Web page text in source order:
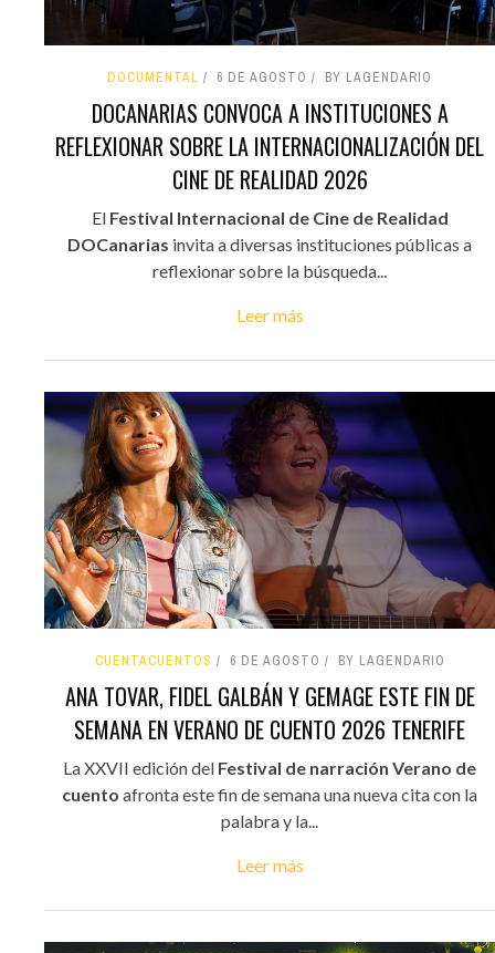
DOCUMENTAL 6 DE AGOSTO BY LAGENDARIO
DOCANARIAS CONVOCA A INSTITUCIONES A
REFLEXIONAR SOBRE LA INTERNACIONALIZACIÓN DEL
CINE DE REALIDAD 2026
El Festival Internacional de Cine de Realidad
DOCanarias invita a diversas instituciones públicas a
reflexionar sobre la búsqueda...
Leer más
CUENTACUENTOS 6 DE AGOSTO BY LAGENDARIO
ANA TOVAR, FIDEL GALBÁN Y GEMAGE ESTE FIN DE
SEMANA EN VERANO DE CUENTO 2026 TENERIFE
La XXVII edición del Festival de narración Verano de
cuento afronta este fin de semana una nueva cita con la
palabra y la...
Leer más